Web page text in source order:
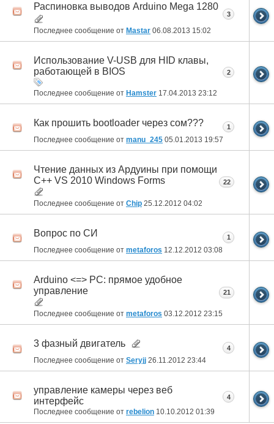
Распиновка выводов Arduino Mega 1280
Последнее сообщение от Mastar 06.08.2013 15:02
3
Использование V-USB для HID клавы,
работающей в BIOS
Последнее сообщение от Hamster 17.04.2013 23:12
2
Как прошить bootloader через сом???
Последнее сообщение от manu_245 05.01.2013 19:57
1
Чтение данных из Ардуины при помощи
C++ VS 2010 Windows Forms
Последнее сообщение от Chip 25.12.2012 04:02
22
Вопрос по СИ
Последнее сообщение от metaforos 12.12.2012 03:08
1
Arduino <=> PC: прямое удобное
управление
Последнее сообщение от metaforos 03.12.2012 23:15
21
3 фазный двигатель
Последнее сообщение от Seryjj 26.11.2012 23:44
4
управление камеры через веб
интерфейс
Последнее сообщение от rebelion 10.10.2012 01:39
4